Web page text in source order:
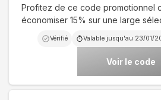
Profitez de ce code promotionnel
économiser 15% sur une large
Vérifié Valable jusqu'au 23/01/
Voir le code